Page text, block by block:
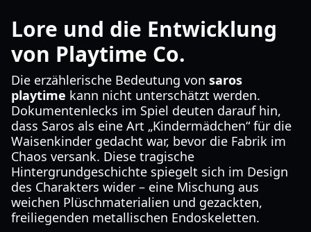
Lore und die Entwicklung
von Playtime Co.
Die erzählerische Bedeutung von saros
playtime kann nicht unterschätzt werden.
Dokumentenlecks im Spiel deuten darauf hin,
dass Saros als eine Art „Kindermädchen“ für die
Waisenkinder gedacht war, bevor die Fabrik im
Chaos versank. Diese tragische
Hintergrundgeschichte spiegelt sich im Design
des Charakters wider – eine Mischung aus
weichen Plüschmaterialien und gezackten,
freiliegenden metallischen Endoskeletten.